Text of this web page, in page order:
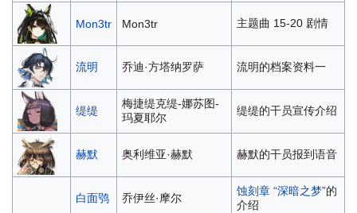
Mon3tr Mon3tr 主题曲 15-20 剧情
流明 乔迪·方塔纳罗萨 流明的档案资料一
缇缇
梅捷缇克缇-娜苏图-
玛夏耶尔
缇缇的干员宣传介绍
赫默 奥利维亚·赫默 赫默的干员报到语音
白面鸮 乔伊丝·摩尔
蚀刻章 “深暗之梦”的
介绍